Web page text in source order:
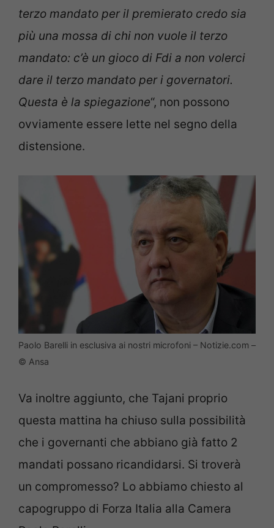
terzo mandato per il premierato credo sia
più una mossa di chi non vuole il terzo
mandato: c’è un gioco di Fdi a non volerci
dare il terzo mandato per i governatori.
Questa è la spiegazione“, non possono
ovviamente essere lette nel segno della
distensione.
Paolo Barelli in esclusiva ai nostri microfoni – Notizie.com –
© Ansa
Va inoltre aggiunto, che Tajani proprio
questa mattina ha chiuso sulla possibilità
che i governanti che abbiano già fatto 2
mandati possano ricandidarsi. Si troverà
un compromesso? Lo abbiamo chiesto al
capogruppo di Forza Italia alla Camera